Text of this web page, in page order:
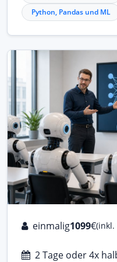
Python, Pandas und ML
einmalig1099€(inkl.
2 Tage oder 4x